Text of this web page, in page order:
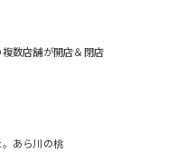
数店舗が開店＆閉店
あら川の桃